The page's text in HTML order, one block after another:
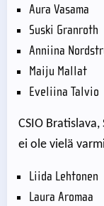
Aura Vasama
Suski Granroth
Anniina
Maiju Mallat
Eveliina Talvio
CSIO
ei ole vielä
Liida Lehtonen
Laura Aromaa